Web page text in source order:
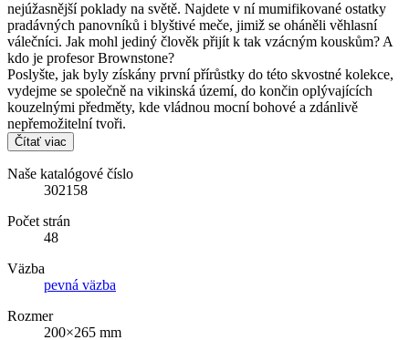
nejúžasnější poklady na světě. Najdete v ní mumifikované ostatky
pradávných panovníků i blyštivé meče, jimiž se oháněli věhlasní
válečníci. Jak mohl jediný člověk přijít k tak vzácným kouskům? A
kdo je profesor Brownstone?
Poslyšte, jak byly získány první přírůstky do této skvostné kolekce,
vydejme se společně na vikinská území, do končin oplývajících
kouzelnými předměty, kde vládnou mocní bohové a zdánlivě
nepřemožitelní tvoři.
Čítať viac
Naše katalógové číslo
302158
Počet strán
48
Väzba
pevná väzba
Rozmer
200×265 mm